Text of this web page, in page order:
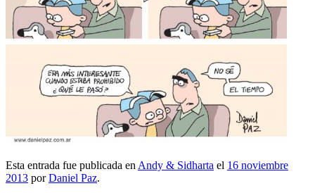
Esta entrada fue publicada en Andy & Sidharta el 16 noviembre
2013 porDaniel Paz.